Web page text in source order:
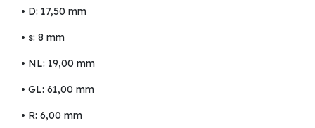
• D: 17,50 mm
• s: 8 mm
• NL: 19,00 mm
• GL: 61,00 mm
• R: 6,00 mm